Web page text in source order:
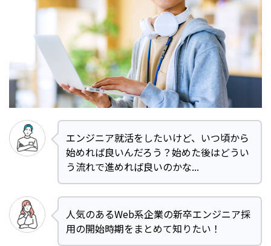
エンジニア就活をしたいけど、いつ頃から
始めれば良いんだろう？始めた後はどうい
う流れで進めれば良いのかな...
人気のあるWeb系企業の新卒エンジニア採
用の開始時期をまとめて知りたい！